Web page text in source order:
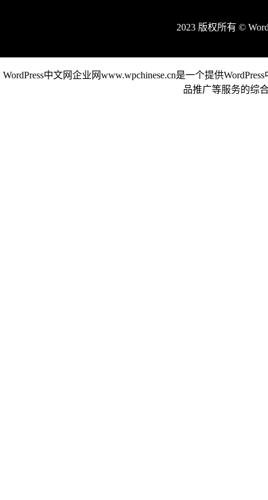
2023 版权所有 ©
WordPress中文网企业网www.wpchinese.cn是一个提供
品推广等服务的综